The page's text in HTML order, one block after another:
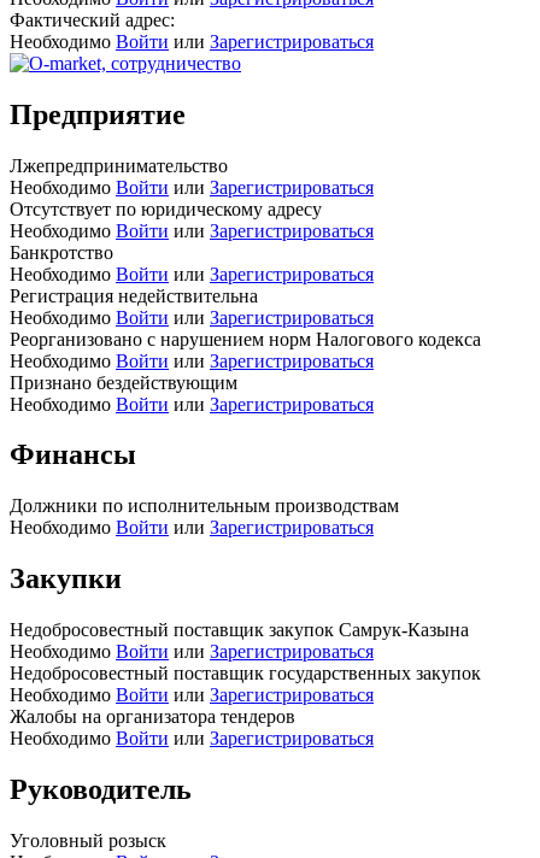
Фактический адрес:
Необходимо Войти или Зарегистрироваться
Предприятие
Лжепредпринимательство
Необходимо Войти или Зарегистрироваться
Отсутствует по юридическому адресу
Необходимо Войти или Зарегистрироваться
Банкротство
Необходимо Войти или Зарегистрироваться
Регистрация недействительна
Необходимо Войти или Зарегистрироваться
Реорганизовано с нарушением норм Налогового кодекса
Необходимо Войти или Зарегистрироваться
Признано бездействующим
Необходимо Войти или Зарегистрироваться
Финансы
Должники по исполнительным производствам
Необходимо Войти или Зарегистрироваться
Закупки
Недобросовестный поставщик закупок Самрук-Казына
Необходимо Войти или Зарегистрироваться
Недобросовестный поставщик государственных закупок
Необходимо Войти или Зарегистрироваться
Жалобы на организатора тендеров
Необходимо Войти или Зарегистрироваться
Руководитель
Уголовный розыск